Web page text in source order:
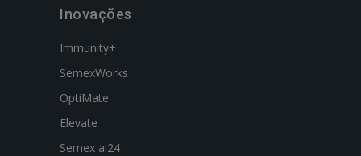
Inovações
Immunity+
SemexWorks
OptiMate
Elevate
Semex ai24